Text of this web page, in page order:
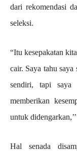
dari rekomendasi
seleksi.
“Itu kesepakatan
cair. Saya tahu saya
sendiri, tapi
memberikan
untuk
Hal senada